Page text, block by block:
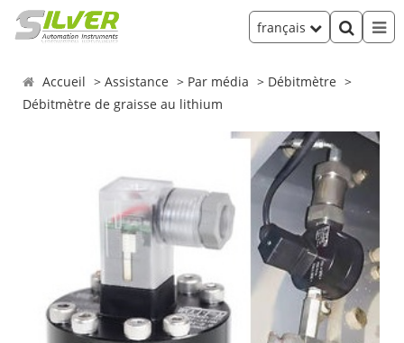
français
Accueil Assistance Par média
Débitmètre
Débitmètre de graisse au lithium